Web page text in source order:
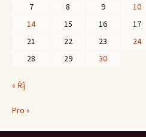
7
8 9 10
14
15 16 17
21
22 23 24
28
29 30
« Říj
Pro »